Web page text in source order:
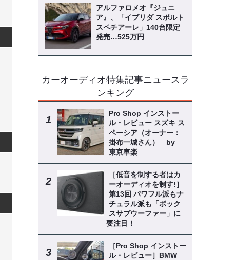
アルファロメオ『ジュニ
ア』、「イブリダ スポルト
スペチアーレ」140台限定
発売…525万円
カーオーディオ特集記事ニュースラ
ンキング
Pro Shop インストー
ル・レビュー スズキ ス
ペーシア（オーナー：
掛布一城さん） by
東京車楽
［低音を制する者はカ
ーオーディオを制す!］
第13回 パワフル派もナ
チュラル派も「ボック
スサブウーファー」に
要注目！
［Pro Shop インストー
ル・レビュー］BMW